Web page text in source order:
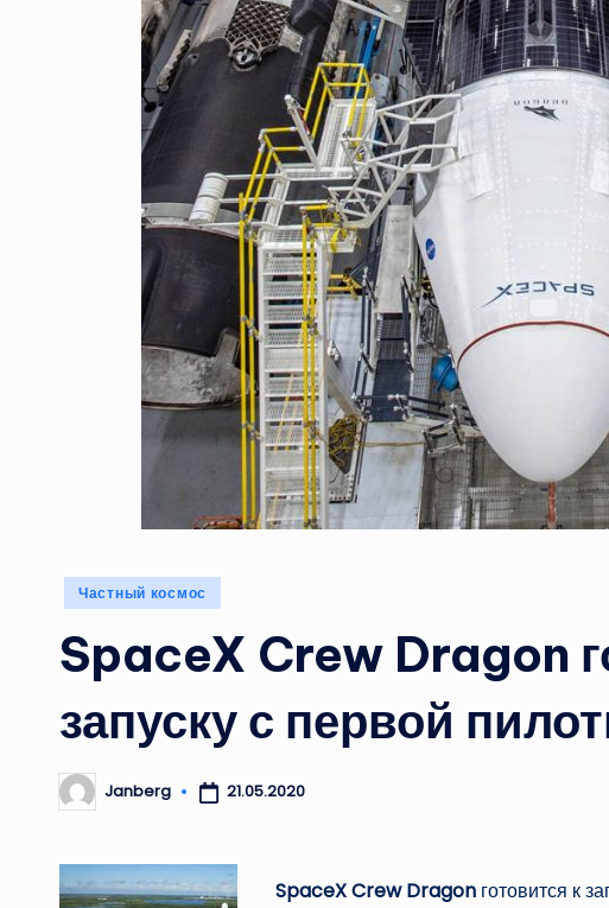
Опубликовано
Частный космос
SpaceX Crew Dragon
запуску с первой
Запись
от
Janberg 21.05.2020
SpaceX Crew Dragon готовится к